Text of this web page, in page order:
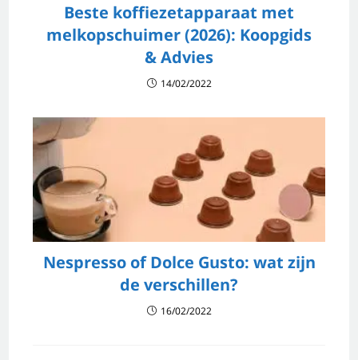
Beste koffiezetapparaat met
melkopschuimer (2026): Koopgids
& Advies
14/02/2022
Nespresso of Dolce Gusto: wat zijn
de verschillen?
16/02/2022